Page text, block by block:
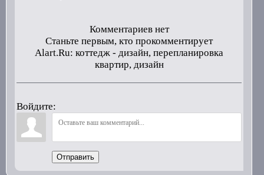
Комментариев нет
Станьте первым, кто прокомментирует
Alart.Ru: коттедж - дизайн, перепланировка
квартир, дизайн
Войдите:
Отправить